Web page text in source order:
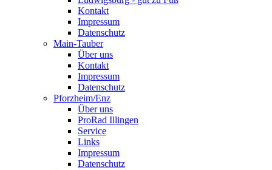
Kontakt
Impressum
Datenschutz
Main-Tauber
Über uns
Kontakt
Impressum
Datenschutz
Pforzheim/Enz
Über uns
ProRad Illingen
Service
Links
Impressum
Datenschutz